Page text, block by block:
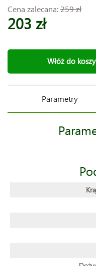
Cena zalecana:259 zł
203 zł
Włóż do
Parametry